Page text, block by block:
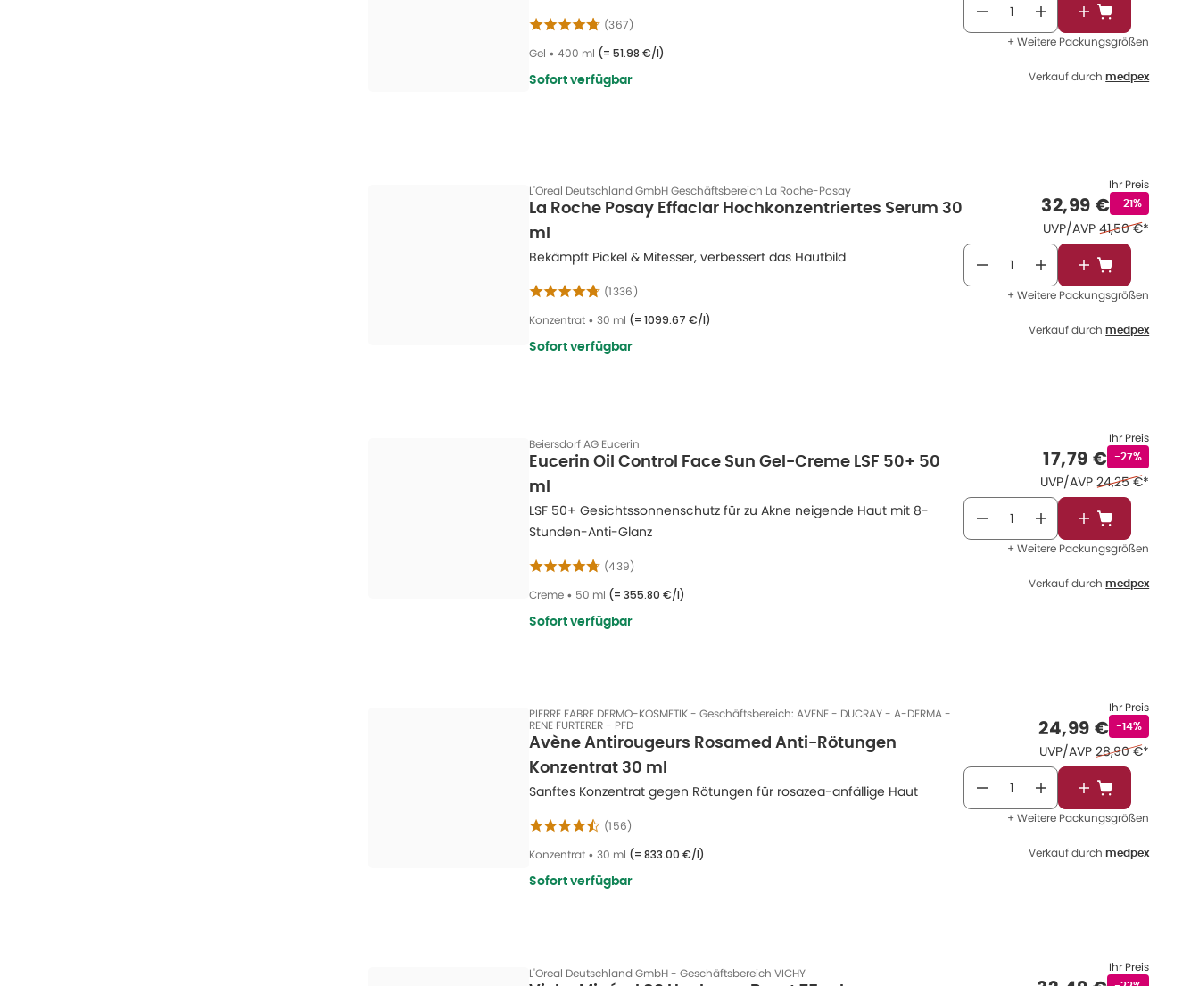
(367)
Gel • 400 ml (= 51.98 €/l)
Sofort verfügbar
In den
+ Weitere Packungsgrößen
Verkauf durch medpex
L'Oreal Deutschland GmbH Geschäftsbereich La Roche-Posay
La Roche Posay Effaclar Hochkonzentriertes Serum 30
ml
Bekämpft Pickel & Mitesser, verbessert das Hautbild
(1336)
Konzentrat • 30 ml (= 1099.67 €/l)
Sofort verfügbar
Ihr Preis
Verkaufspreis
32,99 € -21%
UVP/AVP Ehemaliger
41,50 €*
In den
+ Weitere Packungsgrößen
Verkauf durch medpex
Beiersdorf AG Eucerin
Eucerin Oil Control Face Sun Gel-Creme LSF 50+ 50
ml
LSF 50+ Gesichtssonnenschutz für zu Akne neigende Haut mit 8-
Stunden-Anti-Glanz
(439)
Creme • 50 ml (= 355.80 €/l)
Sofort verfügbar
Ihr Preis
Verkaufspreis
17,79 €Rabattstempel
-27%
UVP/AVP Ehemaliger Preis
24,25 €*
In den
+ Weitere Packungsgrößen
Verkauf durch medpex
PIERRE FABRE DERMO-KOSMETIK - Geschäftsbereich: AVENE - DUCRAY - A-DERMA -
RENE FURTERER - PFD
Avène Antirougeurs Rosamed Anti-Rötungen
Konzentrat 30 ml
Sanftes Konzentrat gegen Rötungen für rosazea-anfällige Haut
(156)
Konzentrat • 30 ml (= 833.00 €/l)
Sofort verfügbar
Ihr Preis
Verkaufspreis
24,99 €Rabattstempel
-14%
UVP/AVP Ehemaliger Preis
28,90 €*
In den
+ Weitere Packungsgrößen
Verkauf durch medpex
L'Oreal Deutschland GmbH - Geschäftsbereich VICHY Ihr Preis